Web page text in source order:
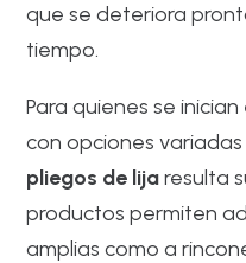
que se deteriora
tiempo.
Para quienes se
con opciones
pliegos de lijaresulta
productos permiten
amplias como a